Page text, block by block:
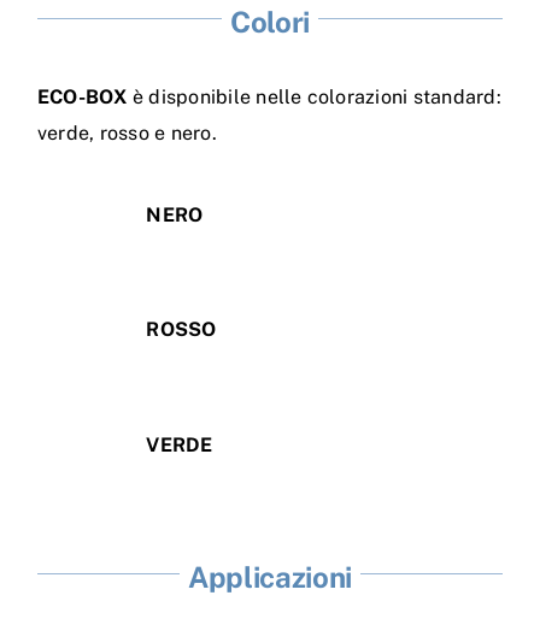
Colori
ECO-BOX è disponibile nelle colorazioni standard:
verde, rosso e nero.
NERO
ROSSO
VERDE
Applicazioni